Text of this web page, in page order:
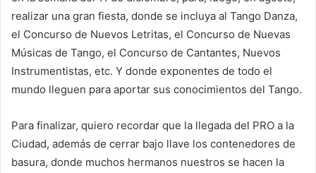
realizar una gran fiesta, donde se incluya al Tango Danza,
el Concurso de Nuevos Letritas, el Concurso de Nuevas
Músicas de Tango, el Concurso de Cantantes, Nuevos
Instrumentistas, etc. Y donde exponentes de todo el
mundo lleguen para aportar sus conocimientos del Tango.
Para finalizar, quiero recordar que la llegada del PRO a la
Ciudad, además de cerrar bajo llave los contenedores de
basura, donde muchos hermanos nuestros se hacen la